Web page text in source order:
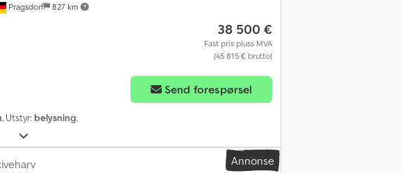
Pragsdorf 827 km
38 500 €
Fast pris pluss MVA
(45 815 € brutto)
Send forespørsel
, Utstyr: belysning,
Annonse
p
s
f
o